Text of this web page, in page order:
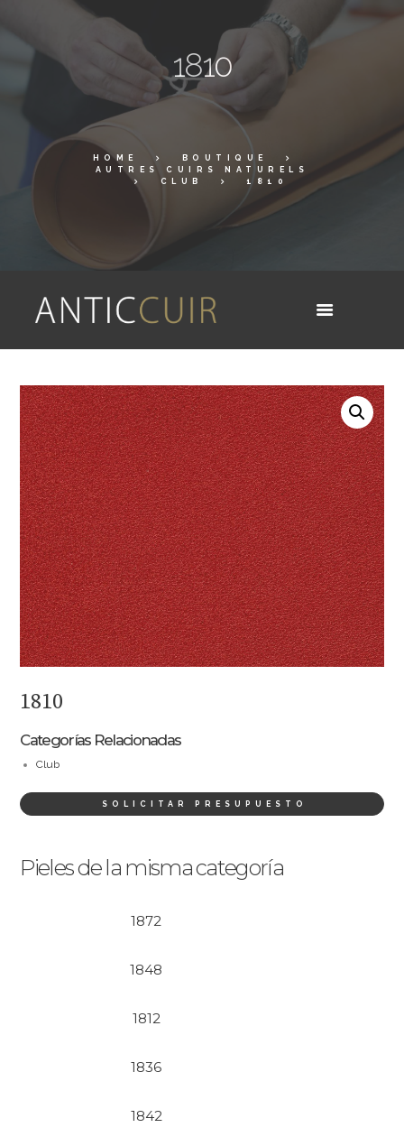
1810
HOME
BOUTIQUE
AUTRES CUIRS NATURELS
CLUB
1810
1810
Categorías Relacionadas
Club
SOLICITAR PRESUPUESTO
Pieles de la misma categoría
1872
1848
1812
1836
1842